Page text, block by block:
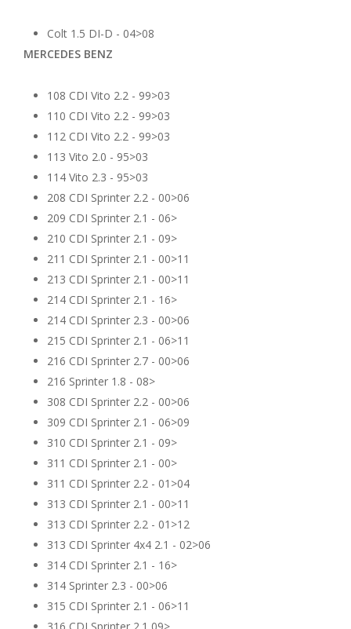
Colt 1.5 DI-D - 04>08
MERCEDES BENZ
108 CDI Vito 2.2 - 99>03
110 CDI Vito 2.2 - 99>03
112 CDI Vito 2.2 - 99>03
113 Vito 2.0 - 95>03
114 Vito 2.3 - 95>03
208 CDI Sprinter 2.2 - 00>06
209 CDI Sprinter 2.1 - 06>
210 CDI Sprinter 2.1 - 09>
211 CDI Sprinter 2.1 - 00>11
213 CDI Sprinter 2.1 - 00>11
214 CDI Sprinter 2.1 - 16>
214 CDI Sprinter 2.3 - 00>06
215 CDI Sprinter 2.1 - 06>11
216 CDI Sprinter 2.7 - 00>06
216 Sprinter 1.8 - 08>
308 CDI Sprinter 2.2 - 00>06
309 CDI Sprinter 2.1 - 06>09
310 CDI Sprinter 2.1 - 09>
311 CDI Sprinter 2.1 - 00>
311 CDI Sprinter 2.2 - 01>04
313 CDI Sprinter 2.1 - 00>11
313 CDI Sprinter 2.2 - 01>12
313 CDI Sprinter 4x4 2.1 - 02>06
314 CDI Sprinter 2.1 - 16>
314 Sprinter 2.3 - 00>06
315 CDI Sprinter 2.1 - 06>11